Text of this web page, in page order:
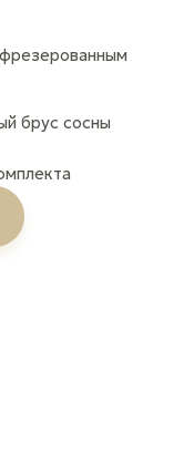
брус сосны